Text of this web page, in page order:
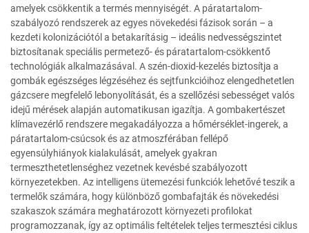
amelyek csökkentik a termés mennyiségét. A páratartalom-
szabályozó rendszerek az egyes növekedési fázisok során – a
kezdeti kolonizációtól a betakarításig – ideális nedvességszintet
biztosítanak speciális permetező- és páratartalom-csökkentő
technológiák alkalmazásával. A szén-dioxid-kezelés biztosítja a
gombák egészséges légzéséhez és sejtfunkcióihoz elengedhetetlen
gázcsere megfelelő lebonyolítását, és a szellőzési sebességet valós
idejű mérések alapján automatikusan igazítja. A gombakertészet
klímavezérlő rendszere megakadályozza a hőmérséklet-ingerek, a
páratartalom-csúcsok és az atmoszférában fellépő
egyensúlyhiányok kialakulását, amelyek gyakran
termeszthetetlenséghez vezetnek kevésbé szabályozott
környezetekben. Az intelligens ütemezési funkciók lehetővé teszik a
termelők számára, hogy különböző gombafajták és növekedési
szakaszok számára meghatározott környezeti profilokat
programozzanak, így az optimális feltételek teljes termesztési ciklus